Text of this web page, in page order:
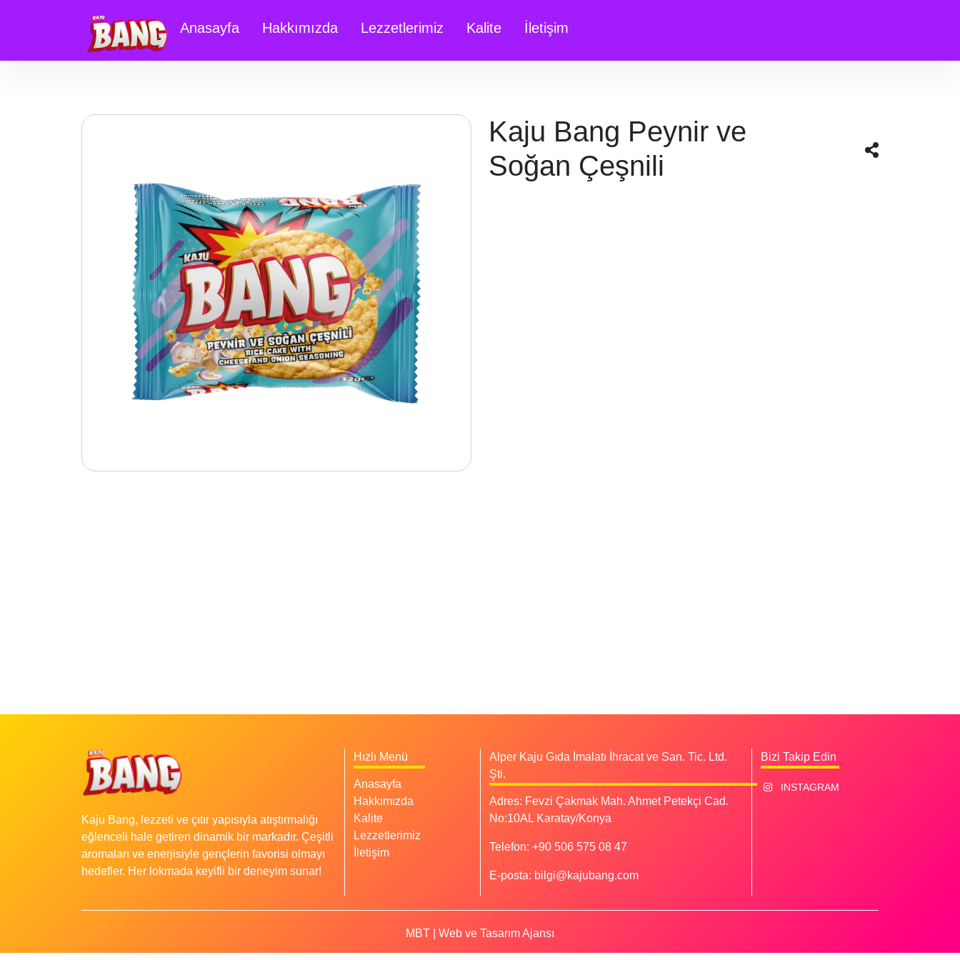
Anasayfa Hakkımızda Lezzetlerimiz Kalite İletişim
Kaju Bang Peynir ve
Soğan Çeşnili
Kaju Bang, lezzeti ve çıtır yapısıyla atıştırmalığı
eğlenceli hale getiren dinamik bir markadır. Çeşitli
aromaları ve enerjisiyle gençlerin favorisi olmayı
hedefler. Her lokmada keyifli bir deneyim sunar!
Hızlı Menü
Anasayfa
Hakkımızda
Kalite
Lezzetlerimiz
İletişim
Alper Kaju Gıda İmalatı İhracat ve San. Tic. Ltd.
Şti.
Adres: Fevzi Çakmak Mah. Ahmet Petekçi Cad.
No:10AL Karatay/Konya
Telefon: +90 506 575 08 47
E-posta: bilgi@kajubang.com
Bizi Takip Edin
INSTAGRAM
MBT | Web ve Tasarım Ajansı